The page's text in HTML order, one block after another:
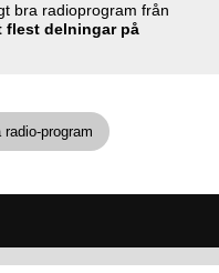
bra radioprogram från
flest delningar på
radio-program